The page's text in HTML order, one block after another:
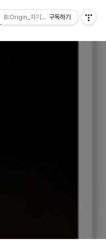
B:Origin_자기다움을 디자인합니다
구독하기